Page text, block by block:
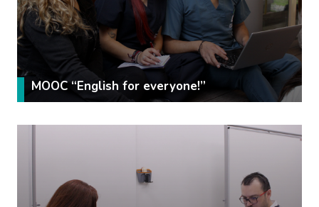
MOOC “English for everyone!”